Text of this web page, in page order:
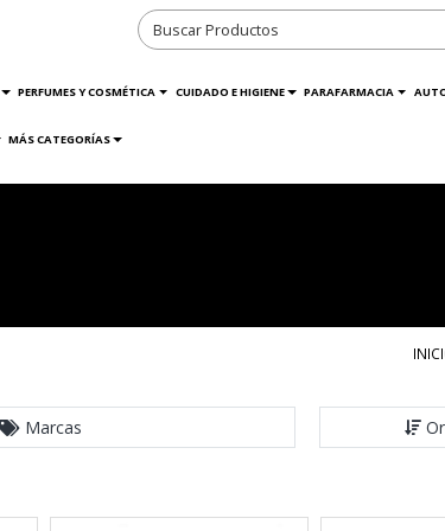
PERFUMES Y COSMÉTICA CUIDADO E HIGIENE PARAFARMACIA
MÁS CATEGORÍAS
Marcas